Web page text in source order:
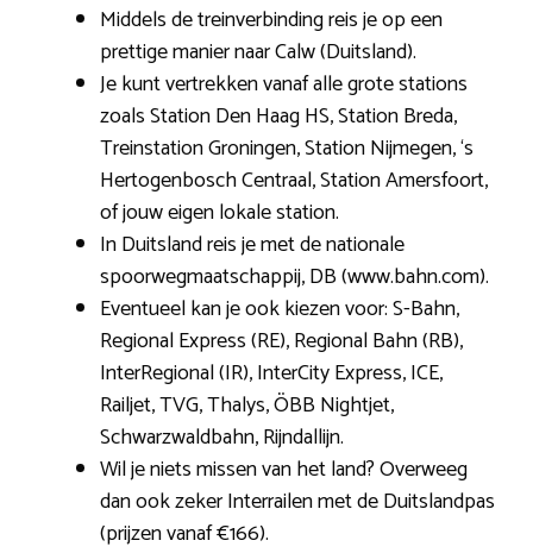
Middels de treinverbinding reis je op een
prettige manier naar Calw (Duitsland).
Je kunt vertrekken vanaf alle grote stations
zoals Station Den Haag HS, Station Breda,
Treinstation Groningen, Station Nijmegen, ‘s
Hertogenbosch Centraal, Station Amersfoort,
of jouw eigen lokale station.
In Duitsland reis je met de nationale
spoorwegmaatschappij, DB (www.bahn.com).
Eventueel kan je ook kiezen voor: S-Bahn,
Regional Express (RE), Regional Bahn (RB),
InterRegional (IR), InterCity Express, ICE,
Railjet, TVG, Thalys, ÖBB Nightjet,
Schwarzwaldbahn, Rijndallijn.
Wil je niets missen van het land? Overweeg
dan ook zeker Interrailen met de Duitslandpas
(prijzen vanaf €166).